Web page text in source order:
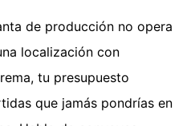
de producción no opera
localización con
tu presupuesto
que jamás pondrías en